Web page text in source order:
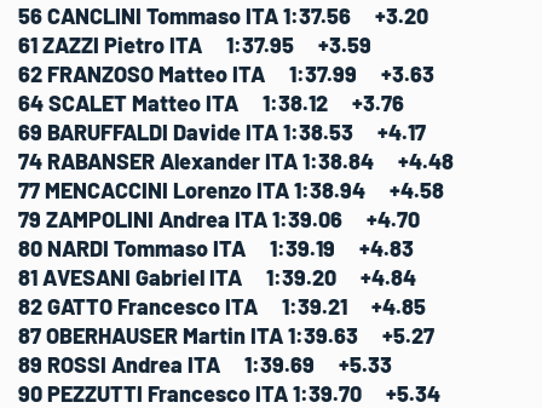
56 CANCLINI Tommaso ITA 1:37.56 +3.20
61 ZAZZI Pietro ITA 1:37.95 +3.59
62 FRANZOSO Matteo ITA 1:37.99 +3.63
64 SCALET Matteo ITA 1:38.12 +3.76
69 BARUFFALDI Davide ITA 1:38.53 +4.17
74 RABANSER Alexander ITA 1:38.84 +4.48
77 MENCACCINI Lorenzo ITA 1:38.94 +4.58
79 ZAMPOLINI Andrea ITA 1:39.06 +4.70
80 NARDI Tommaso ITA 1:39.19 +4.83
81 AVESANI Gabriel ITA 1:39.20 +4.84
82 GATTO Francesco ITA 1:39.21 +4.85
87 OBERHAUSER Martin ITA 1:39.63 +5.27
89 ROSSI Andrea ITA 1:39.69 +5.33
90 PEZZUTTI Francesco ITA 1:39.70 +5.34